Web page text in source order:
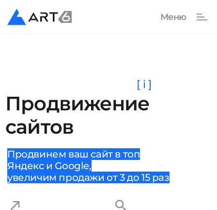
Продвижение
сайтов
[ i ]
Продвинем ваш сайт в топ
Яндекс и Google,
увеличим продажи от 3 до 15 раз